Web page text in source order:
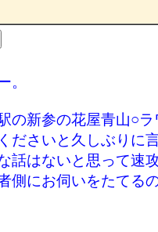
。
の新参の花屋青山○
ださいと久しぶりに
はないと思って速
側にお伺いをたてる